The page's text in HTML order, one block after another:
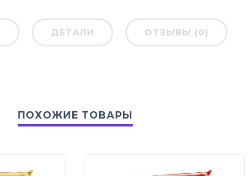
ДЕТАЛИ ОТЗЫВЫ (0)
ПОХОЖИЕ ТОВАРЫ